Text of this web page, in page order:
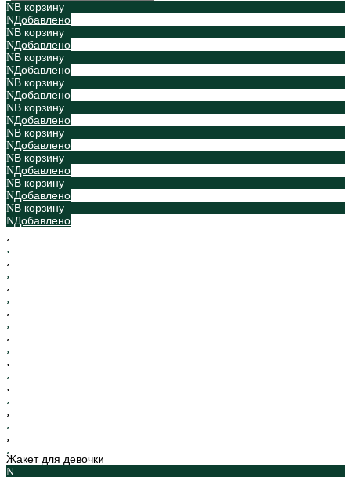
В корзину
Добавлено
В корзину
Добавлено
В корзину
Добавлено
В корзину
Добавлено
В корзину
Добавлено
В корзину
Добавлено
В корзину
Добавлено
В корзину
Добавлено
В корзину
Добавлено
Жакет для девочки